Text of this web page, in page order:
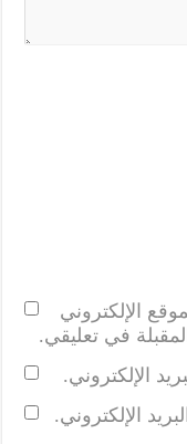
الإلكتروني
في تعليقي.
الإلكتروني.
الإلكتروني.